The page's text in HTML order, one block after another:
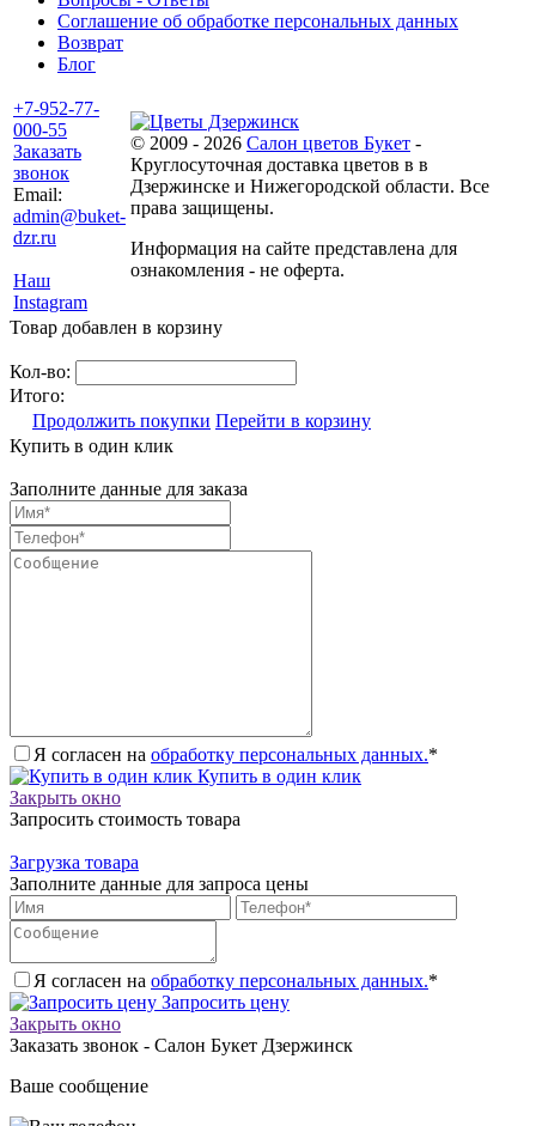
Соглашение об обработке персональных данных
Возврат
Блог
+7-952-77-
000-55
Заказать
звонок
Email:
admin@buket-
dzr.ru
Наш
Instagram
© 2009 - 2026 Салон цветов Букет -
Круглосуточная доставка цветов в в
Дзержинске и Нижегородской области. Все
права защищены.
Информация на сайте представлена для
ознакомления - не оферта.
Товар добавлен в корзину
Кол-во:
Итого:
Продолжить покупки Перейти в корзину
Купить в один клик
Заполните данные для заказа
Я согласен на обработку персональных данных.*
Купить в один клик
Закрыть окно
Запросить стоимость товара
Загрузка товара
Заполните данные для запроса цены
Я согласен на обработку персональных данных.*
Запросить цену
Закрыть окно
Заказать звонок - Салон Букет Дзержинск
Ваше сообщение